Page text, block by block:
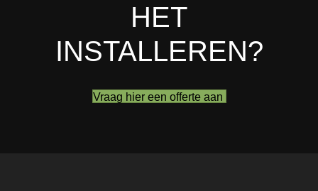
HET
INSTALLEREN?
Vraag hier een offerte aan